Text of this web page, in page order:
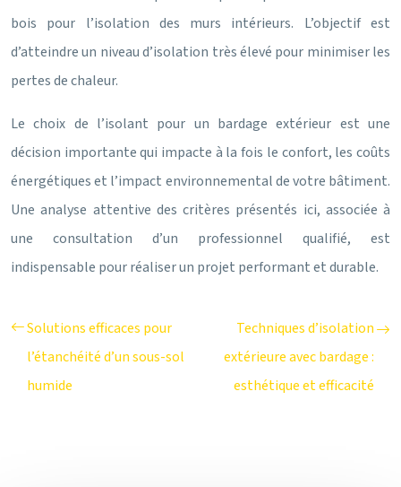
bois pour l’isolation des murs intérieurs. L’objectif est
d’atteindre un niveau d’isolation très élevé pour minimiser les
pertes de chaleur.
Le choix de l’isolant pour un bardage extérieur est une
décision importante qui impacte à la fois le confort, les coûts
énergétiques et l’impact environnemental de votre bâtiment.
Une analyse attentive des critères présentés ici, associée à
une consultation d’un professionnel qualifié, est
indispensable pour réaliser un projet performant et durable.
Solutions efficaces pour
l’étanchéité d’un sous-sol
humide
Techniques d’isolation
extérieure avec bardage :
esthétique et efficacité